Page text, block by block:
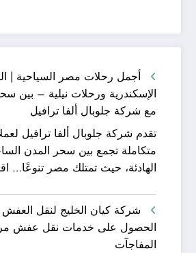
أجمل رحلات مصر السياحية |
الإسكندرية ورحلات نيلية – بين
مع شركة جلوبال ألفا ترافيل
تقدم شركة جلوبال ألفا ترافيل
متكاملة تجمع بين سحر المدن
الهادئة، حيث تمتلك مصر تنوعًا…
شركة كيان الخليج لنقل
الحصول على خدمات نقل عفش
المفاجآت